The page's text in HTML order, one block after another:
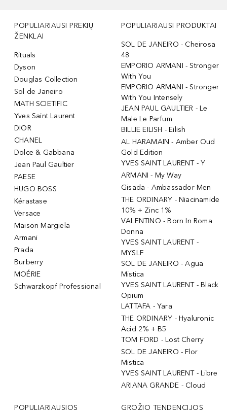
POPULIARIAUSI PREKIŲ
ŽENKLAI
Rituals
Dyson
Douglas Collection
Sol de Janeiro
MATH SCIETIFIC
Yves Saint Laurent
DIOR
CHANEL
Dolce & Gabbana
Jean Paul Gaultier
PAESE
HUGO BOSS
Kérastase
Versace
Maison Margiela
Armani
Prada
Burberry
MOÉRIE
Schwarzkopf Professional
POPULIARIAUSI PRODUKTAI
SOL DE JANEIRO - Cheirosa
48
EMPORIO ARMANI - Stronger
With You
EMPORIO ARMANI - Stronger
With You Intensely
JEAN PAUL GAULTIER - Le
Male Le Parfum
BILLIE EILISH - Eilish
AL HARAMAIN - Amber Oud
Gold Edition
YVES SAINT LAURENT - Y
ARMANI - My Way
Gisada - Ambassador Men
THE ORDINARY - Niacinamide
10% + Zinc 1%
VALENTINO - Born In Roma
Donna
YVES SAINT LAURENT -
MYSLF
SOL DE JANEIRO - Agua
Mistica
YVES SAINT LAURENT - Black
Opium
LATTAFA - Yara
THE ORDINARY - Hyaluronic
Acid 2% + B5
TOM FORD - Lost Cherry
SOL DE JANEIRO - Flor
Mistica
YVES SAINT LAURENT - Libre
ARIANA GRANDE - Cloud
POPULIARIAUSIOS
GROŽIO TENDENCIJOS